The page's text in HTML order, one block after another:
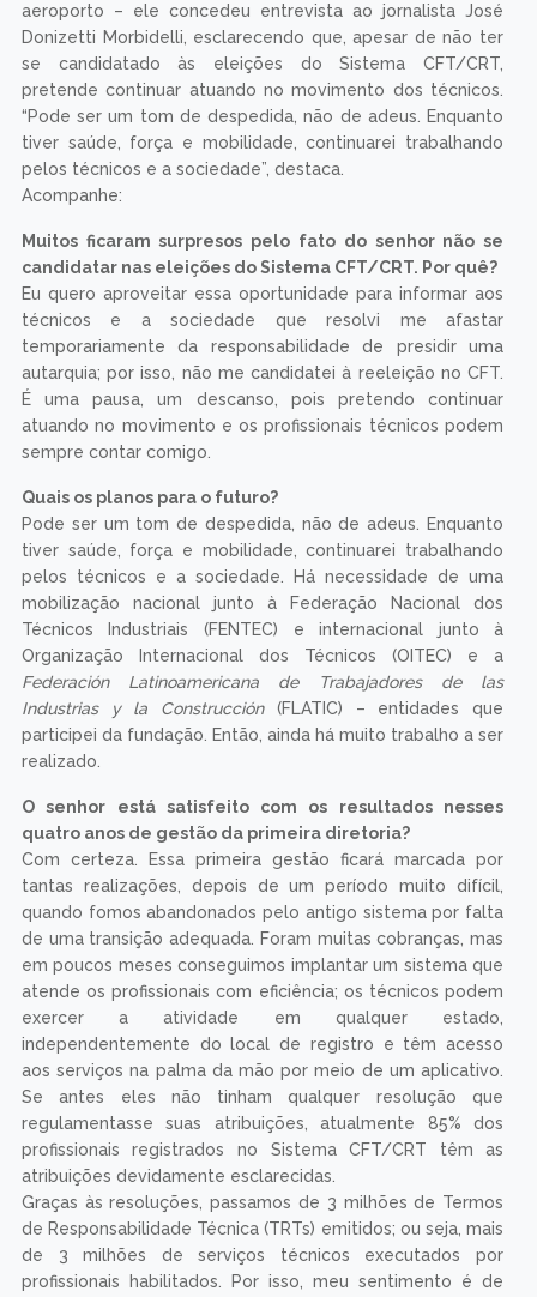
aeroporto – ele concedeu entrevista ao jornalista José
Donizetti Morbidelli, esclarecendo que, apesar de não ter
se candidatado às eleições do Sistema CFT/CRT,
pretende continuar atuando no movimento dos técnicos.
“Pode ser um tom de despedida, não de adeus. Enquanto
tiver saúde, força e mobilidade, continuarei trabalhando
pelos técnicos e a sociedade”, destaca.
Acompanhe:
Muitos ficaram surpresos pelo fato do senhor não se
candidatar nas eleições do Sistema CFT/CRT. Por quê?
Eu quero aproveitar essa oportunidade para informar aos
técnicos e a sociedade que resolvi me afastar
temporariamente da responsabilidade de presidir uma
autarquia; por isso, não me candidatei à reeleição no CFT.
É uma pausa, um descanso, pois pretendo continuar
atuando no movimento e os profissionais técnicos podem
sempre contar comigo.
Quais os planos para o futuro?
Pode ser um tom de despedida, não de adeus. Enquanto
tiver saúde, força e mobilidade, continuarei trabalhando
pelos técnicos e a sociedade. Há necessidade de uma
mobilização nacional junto à Federação Nacional dos
Técnicos Industriais (FENTEC) e internacional junto à
Organização Internacional dos Técnicos (OITEC) e a
Federación Latinoamericana de Trabajadores de las
Industrias y la Construcción(FLATIC) – entidades que
participei da fundação. Então, ainda há muito trabalho a ser
realizado.
O senhor está satisfeito com os resultados nesses
quatro anos de gestão da primeira diretoria?
Com certeza. Essa primeira gestão ficará marcada por
tantas realizações, depois de um período muito difícil,
quando fomos abandonados pelo antigo sistema por falta
de uma transição adequada. Foram muitas cobranças, mas
em poucos meses conseguimos implantar um sistema que
atende os profissionais com eficiência; os técnicos podem
exercer a atividade em qualquer estado,
independentemente do local de registro e têm acesso
aos serviços na palma da mão por meio de um aplicativo.
Se antes eles não tinham qualquer resolução que
regulamentasse suas atribuições, atualmente 85% dos
profissionais registrados no Sistema CFT/CRT têm as
atribuições devidamente esclarecidas.
Graças às resoluções, passamos de 3 milhões de Termos
de Responsabilidade Técnica (TRTs) emitidos; ou seja, mais
de 3 milhões de serviços técnicos executados por
profissionais habilitados. Por isso, meu sentimento é de